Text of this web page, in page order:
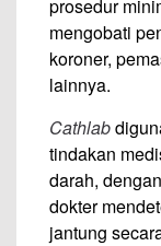
prosedur
mengobati
koroner,
lainnya.
Cathlab
tindakan
darah,
dokter
jantung